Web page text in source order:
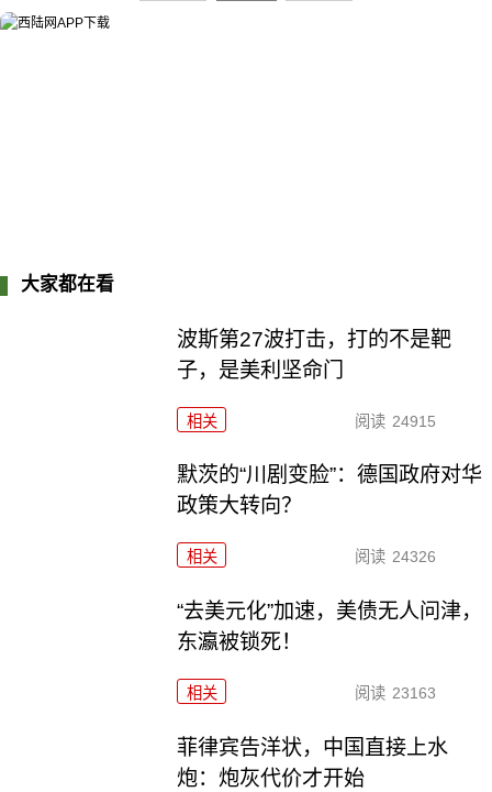
大家都在看
波斯第27波打击，打的不是靶
子，是美利坚命门
相关 阅读 24915
默茨的“川剧变脸”：德国政府对华
政策大转向？
相关 阅读 24326
“去美元化”加速，美债无人问津，
东瀛被锁死！
相关 阅读 23163
菲律宾告洋状，中国直接上水
炮：炮灰代价才开始